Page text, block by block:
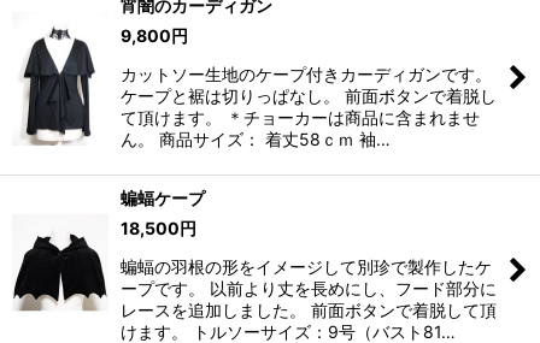
宵闇のカーディガン
9,800円
カットソー生地のケープ付きカーディガンです。
ケープと裾は切りっぱなし。 前面ボタンで着脱し
て頂けます。 ＊チョーカーは商品に含まれませ
ん。 商品サイズ： 着丈58ｃｍ 袖…
蝙蝠ケープ
18,500円
蝙蝠の羽根の形をイメージして別珍で製作したケ
ープです。 以前より丈を長めにし、フード部分に
レースを追加しました。 前面ボタンで着脱して頂
けます。 トルソーサイズ：9号（バスト81…